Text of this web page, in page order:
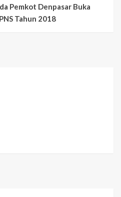
Pemkot Denpasar Buka
Tahun 2018